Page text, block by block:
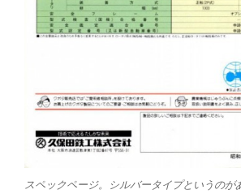
スペックページ。シルバータイプというの